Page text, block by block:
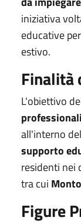
iniziativa
educative
estivo.
Finalità
L'obiettivo
all'interno
supporto
residenti nei
tra cui
Figure